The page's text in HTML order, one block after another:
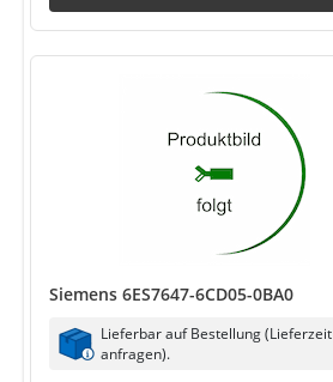
Siemens 6ES7647-6CD05-0BA0
Lieferbar auf Bestellung (Lieferzeit
anfragen).